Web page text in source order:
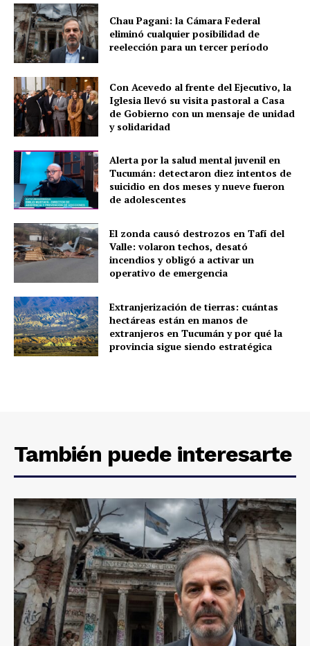
Chau Pagani: la Cámara Federal
eliminó cualquier posibilidad de
reelección para un tercer período
Con Acevedo al frente del Ejecutivo, la
Iglesia llevó su visita pastoral a Casa
de Gobierno con un mensaje de unidad
y solidaridad
Alerta por la salud mental juvenil en
Tucumán: detectaron diez intentos de
suicidio en dos meses y nueve fueron
de adolescentes
El zonda causó destrozos en Tafí del
Valle: volaron techos, desató
incendios y obligó a activar un
operativo de emergencia
Extranjerización de tierras: cuántas
hectáreas están en manos de
extranjeros en Tucumán y por qué la
provincia sigue siendo estratégica
También puede interesarte